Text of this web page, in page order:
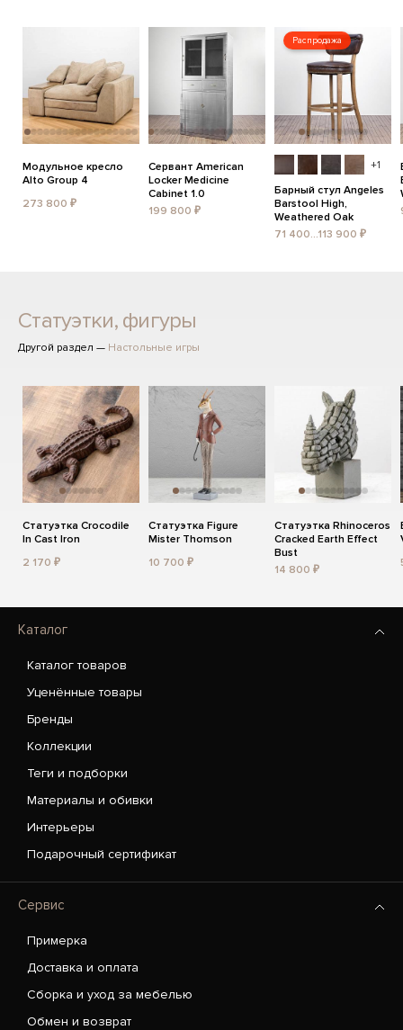
Модульное кресло
Alto Group 4
273 800 ₽
Сервант American
Locker Medicine
Cabinet 1.0
199 800 ₽
Распродажа
+1
Барный стул Angeles
Barstool High,
Weathered Oak
71 400...113 900 ₽
Статуэтки, фигуры
Другой раздел — Настольные игры
Статуэтка Crocodile
In Cast Iron
2 170 ₽
Статуэтка Figure
Mister Thomson
10 700 ₽
Статуэтка Rhinoceros
Cracked Earth Effect
Bust
14 800 ₽
Каталог
Каталог товаров
Уценённые товары
Бренды
Коллекции
Теги и подборки
Материалы и обивки
Интерьеры
Подарочный сертификат
Сервис
Примерка
Доставка и оплата
Сборка и уход за мебелью
Обмен и возврат